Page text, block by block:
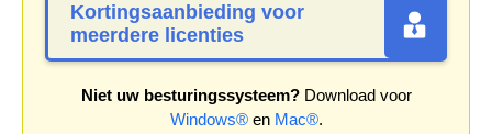
Kortingsaanbieding voor
meerdere licenties
Niet uw besturingssysteem?Download voor
Windows®en Mac®.